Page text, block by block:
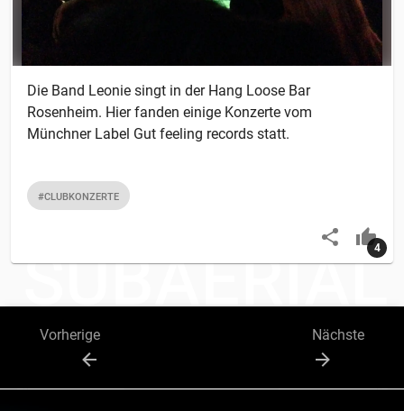
Die Band Leonie singt in der Hang Loose Bar
Rosenheim. Hier fanden einige Konzerte vom
Münchner Label Gut feeling records statt.
#CLUBKONZERTE
4
Vorherige Nächste